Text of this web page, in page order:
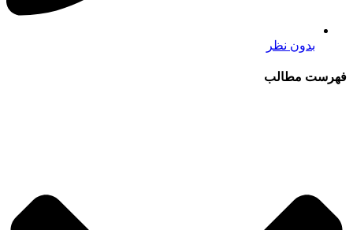
بدون نظر
فهرست مطالب